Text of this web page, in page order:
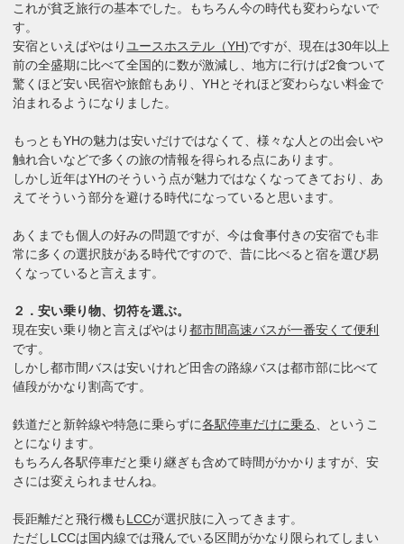
これが貧乏旅行の基本でした。もちろん今の時代も変わらないで
す。
安宿といえばやはり ユースホステル（YH)ですが、現在は30年以上
前の全盛期に比べて全国的に数が激減し、地方に行けば2食ついて
驚くほど安い民宿や旅館もあり、YHとそれほど変わらない料金で
泊まれるようになりました。
もっともYHの魅力は安いだけではなくて、様々な人との出会いや
触れ合いなどで多くの旅の情報を得られる点にあります。
しかし近年はYHのそういう点が魅力ではなくなってきており、あ
えてそういう部分を避ける時代になっていると思います。
あくまでも個人の好みの問題ですが、今は食事付きの安宿でも非
常に多くの選択肢がある時代ですので、昔に比べると宿を選び易
くなっていると言えます。
２．安い乗り物、切符を選ぶ。
現在安い乗り物と言えばやはり都市間高速バスが一番安くて便利
です。
しかし都市間バスは安いけれど田舎の路線バスは都市部に比べて
値段がかなり割高です。
鉄道だと新幹線や特急に乗らずに各駅停車だけに乗る
、というこ
とになります。
もちろん各駅停車だと乗り継ぎも含めて時間がかかりますが、安
さには変えられませんね。
長距離だと飛行機もLCCが選択肢に入ってきます。
ただしLCCは国内線では飛んでいる区間がかなり限られてしまい